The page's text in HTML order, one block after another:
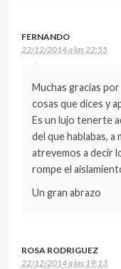
FERNANDO
22/12/2014 a las 22:55
Muchas gracias
cosas que dices y
Es un lujo tenerte
del que hablabas,
atrevemos a decir
rompe el
Un gran abrazo
ROSA RODRIGUEZ
22/12/2014 a las 19:13